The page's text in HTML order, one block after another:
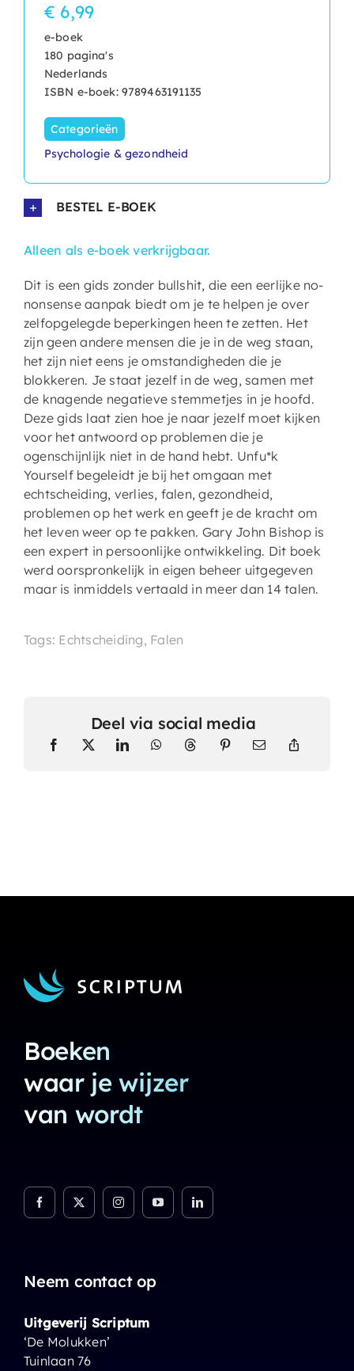
€ 6,99
e-boek
180 pagina's
Nederlands
ISBN e-boek: 9789463191135
Categorieën
Psychologie & gezondheid
BESTEL E-BOEK
Alleen als e-boek verkrijgbaar.
Dit is een gids zonder bullshit, die een eerlijke no-
nonsense aanpak biedt om je te helpen je over
zelfopgelegde beperkingen heen te zetten. Het
zijn geen andere mensen die je in de weg staan,
het zijn niet eens je omstandigheden die je
blokkeren. Je staat jezelf in de weg, samen met
de knagende negatieve stemmetjes in je hoofd.
Deze gids laat zien hoe je naar jezelf moet kijken
voor het antwoord op problemen die je
ogenschijnlijk niet in de hand hebt. Unfu*k
Yourself begeleidt je bij het omgaan met
echtscheiding, verlies, falen, gezondheid,
problemen op het werk en geeft je de kracht om
het leven weer op te pakken. Gary John Bishop is
een expert in persoonlijke ontwikkeling. Dit boek
werd oorspronkelijk in eigen beheer uitgegeven
maar is inmiddels vertaald in meer dan 14 talen.
Tags: Echtscheiding, Falen
Deel via social media
Boeken
waar je wijzer
van wordt
Neem contact op
Uitgeverij Scriptum
‘De Molukken’
Tuinlaan 76